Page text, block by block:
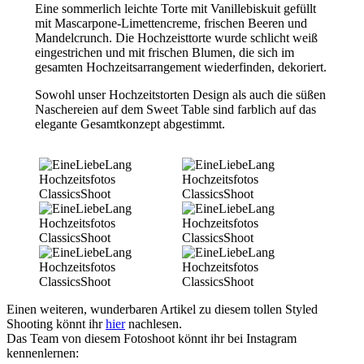
Eine sommerlich leichte Torte mit Vanillebiskuit gefüllt
mit Mascarpone-Limettencreme, frischen Beeren und
Mandelcrunch. Die Hochzeisttorte wurde schlicht weiß
eingestrichen und mit frischen Blumen, die sich im
gesamten Hochzeitsarrangement wiederfinden, dekoriert.
Sowohl unser Hochzeitstorten Design als auch die süßen
Naschereien auf dem Sweet Table sind farblich auf das
elegante Gesamtkonzept abgestimmt.
Einen weiteren, wunderbaren Artikel zu diesem tollen Styled
Shooting könnt ihrhiernachlesen.
Das Team von diesem Fotoshoot könnt ihr bei Instagram
kennenlernen: